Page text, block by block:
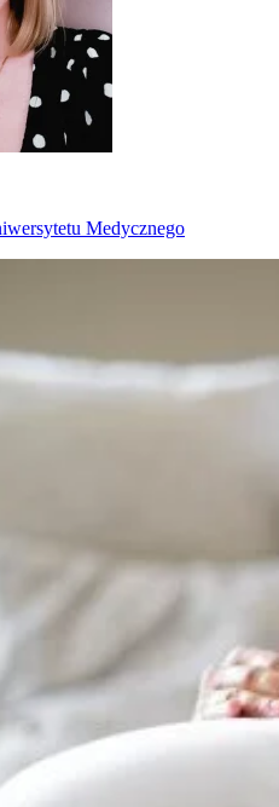
Medycznego